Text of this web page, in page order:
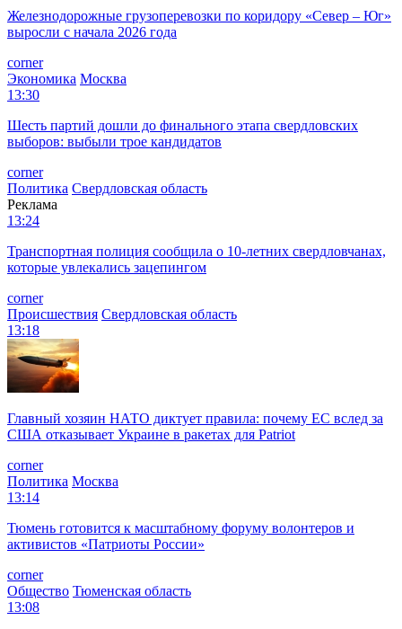
Железнодорожные грузоперевозки по коридору «Север – Юг»
выросли с начала 2026 года
corner
Экономика Москва
13:30
Шесть партий дошли до финального этапа свердловских
выборов: выбыли трое кандидатов
corner
Политика Свердловская область
Реклама
13:24
Транспортная полиция сообщила о 10-летних свердловчанах,
которые увлекались зацепингом
corner
Происшествия Свердловская область
13:18
Главный хозяин НАТО диктует правила: почему ЕС вслед за
США отказывает Украине в ракетах для Patriot
corner
Политика Москва
13:14
Тюмень готовится к масштабному форуму волонтеров и
активистов «Патриоты России»
corner
Общество Тюменская область
13:08